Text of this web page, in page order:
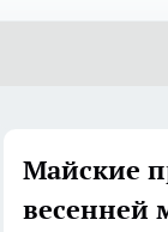
Майские
весенней